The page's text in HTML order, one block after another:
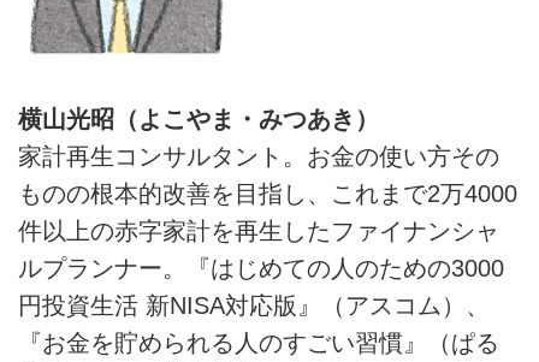
横山光昭（よこやま・みつあき）
家計再生コンサルタント。お金の使い方その
ものの根本的改善を目指し、これまで2万4000
件以上の赤字家計を再生したファイナンシャ
ルプランナー。『はじめての人のための3000
円投資生活 新NISA対応版』（アスコム）、
『お金を貯められる人のすごい習慣』（ぱる